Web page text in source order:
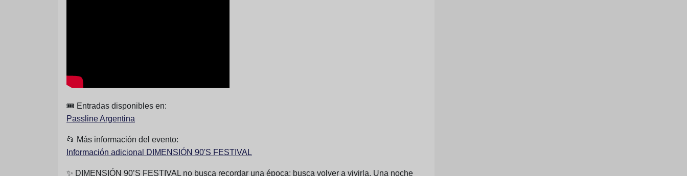
🎟️ Entradas disponibles en:
Passline Argentina
📂 Más información del evento:
Información adicional DIMENSIÓN 90'S FESTIVAL
✨ DIMENSIÓN 90’S FESTIVAL no busca recordar una época: busca volver a vivirla. Una noche